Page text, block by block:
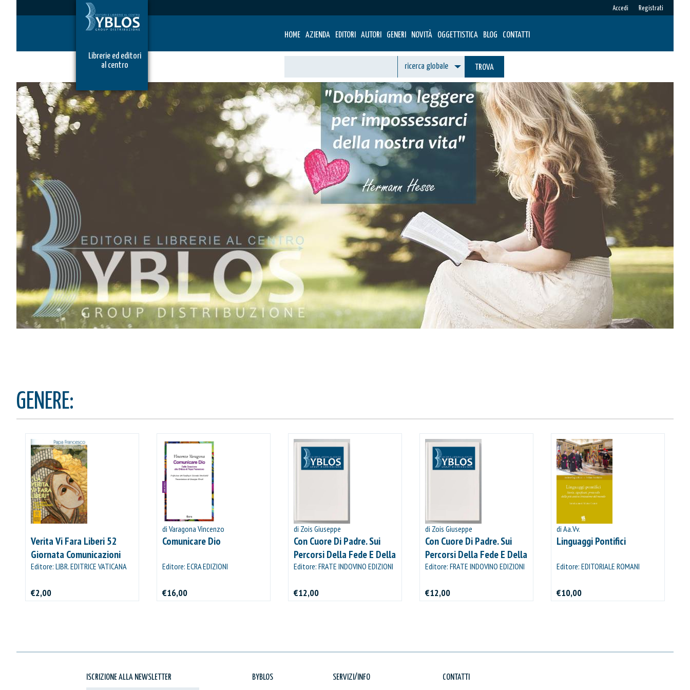
Registrati
Accedi
HOME AZIENDA EDITORI AUTORI GENERI NOVITÀ OGGETTISTICA BLOG CONTATTI
TROVA
Librerie ed editori
al centro
GENERE:
Verita Vi Fara Liberi 52
Giornata Comunicazioni
Sociali
Editore: LIBR. EDITRICE VATICANA
€2,00
di Varagona Vincenzo
Comunicare Dio
Editore: ECRA EDIZIONI
€16,00
di Zois Giuseppe
Con Cuore Di Padre. Sui
Percorsi Della Fede E Della
Misericordia Con Il
Editore: FRATE INDOVINO EDIZIONI
€12,00
di Zois Giuseppe
Con Cuore Di Padre. Sui
Percorsi Della Fede E Della
Misericordia Con Il
Editore: FRATE INDOVINO EDIZIONI
€12,00
di Aa.Vv.
Linguaggi Pontifici
Editore: EDITORIALE ROMANI
€10,00
stai aggiungendo questo articolo:
Codice:
Confezione da
pezzi
Quantità: Prezzo:
CONTINUA GLI ACQUISTI
Attualmente il tuo carrello è vuoto.
ISCRIZIONE ALLA NEWSLETTER BYBLOS SERVIZI/INFO CONTATTI